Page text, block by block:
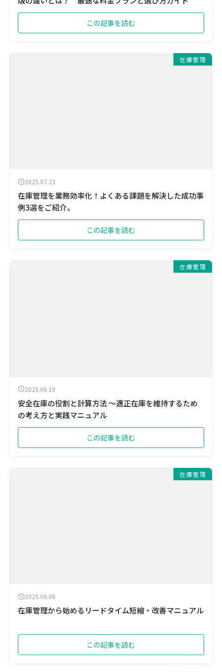
この記事を読む
在庫管理
2025.07.23
在庫管理を業務効率化！よくある課題を解決した成功事
例3選をご紹介。
この記事を読む
在庫管理
2025.06.10
安全在庫の役割と計算方法 ～適正在庫を維持するため
の考え方と実践マニュアル
この記事を読む
在庫管理
2025.06.06
在庫管理から始めるリードタイム短縮・改善マニュアル
この記事を読む